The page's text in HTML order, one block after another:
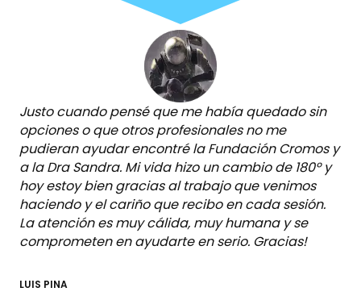
Justo cuando pensé que me había quedado sin
opciones o que otros profesionales no me
pudieran ayudar encontré la Fundación Cromos y
a la Dra Sandra. Mi vida hizo un cambio de 180º y
hoy estoy bien gracias al trabajo que venimos
haciendo y el cariño que recibo en cada sesión.
La atención es muy cálida, muy humana y se
comprometen en ayudarte en serio. Gracias!
LUIS PINA